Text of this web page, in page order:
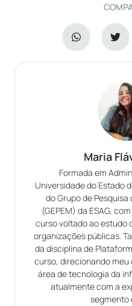
Maria
Formada em
Universidade do Estado
do Grupo de
(GEPEM) da ESAG,
curso voltado ao estudo
organizações públicas.
da disciplina de
curso, direcionando
área de tecnologia da
atualmente com a
segmento